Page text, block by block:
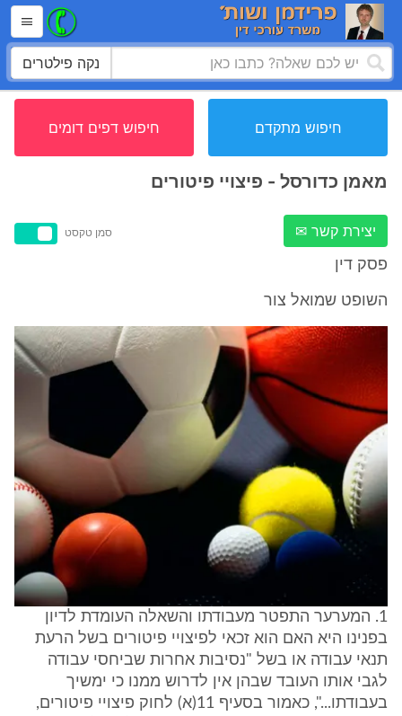
נקה פילטרים
חיפוש מתקדם חיפוש דפים דומים
מאמן כדורסל - פיצויי פיטורים
יצירת קשר ✉ סמן טקסט
פסק דין
השופט שמואל צור
1. המערער התפטר מעבודתו והשאלה העומדת לדיון
בפנינו היא האם הוא זכאי לפיצויי פיטורים בשל הרעת
תנאי עבודה או בשל "נסיבות אחרות שביחסי עבודה
לגבי אותו העובד שבהן אין לדרוש ממנו כי ימשיך
בעבודתו...", כאמור בסעיף 11(א) לחוק פיצויי פיטורים,